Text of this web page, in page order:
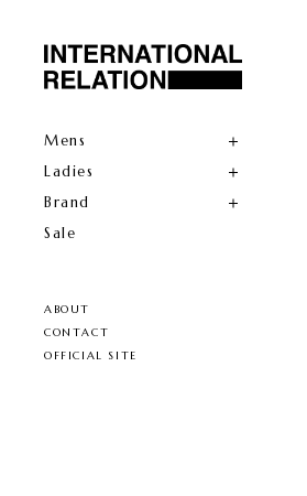
Mens
Ladies
Brand
Sale
ABOUT
CONTACT
OFFICIAL SITE